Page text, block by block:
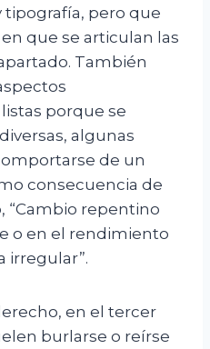
tipografía, pero que
que se articulan las
También
porque se
algunas
de un
consecuencia de
“Cambio repentino
o en el rendimiento
irregular”.
en el tercer
burlarse o reírse